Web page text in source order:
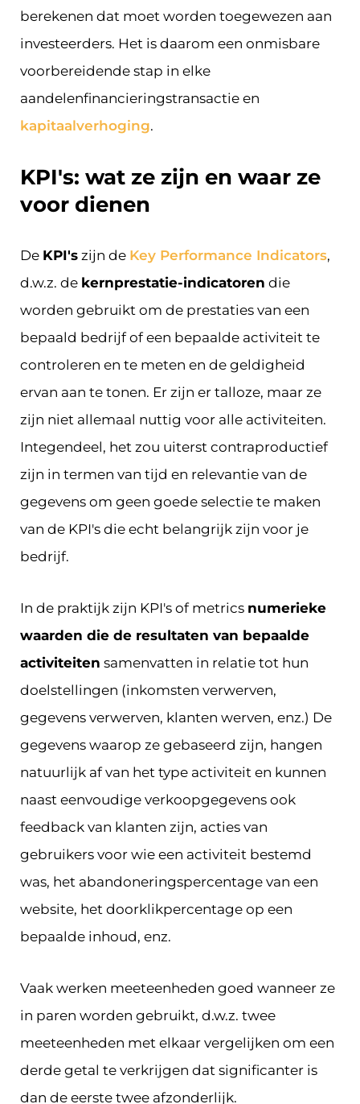
berekenen dat moet worden toegewezen aan
investeerders. Het is daarom een onmisbare
voorbereidende stap in elke
aandelenfinancieringstransactie en
kapitaalverhoging.
KPI's: wat ze zijn en waar ze
voor dienen
De KPI's zijn de Key Performance Indicators,
d.w.z. de kernprestatie-indicatoren die
worden gebruikt om de prestaties van een
bepaald bedrijf of een bepaalde activiteit te
controleren en te meten en de geldigheid
ervan aan te tonen. Er zijn er talloze, maar ze
zijn niet allemaal nuttig voor alle activiteiten.
Integendeel, het zou uiterst contraproductief
zijn in termen van tijd en relevantie van de
gegevens om geen goede selectie te maken
van de KPI's die echt belangrijk zijn voor je
bedrijf.
In de praktijk zijn KPI's of metrics numerieke
waarden die de resultaten van bepaalde
activiteiten samenvatten in relatie tot hun
doelstellingen (inkomsten verwerven,
gegevens verwerven, klanten werven, enz.) De
gegevens waarop ze gebaseerd zijn, hangen
natuurlijk af van het type activiteit en kunnen
naast eenvoudige verkoopgegevens ook
feedback van klanten zijn, acties van
gebruikers voor wie een activiteit bestemd
was, het abandoneringspercentage van een
website, het doorklikpercentage op een
bepaalde inhoud, enz.
Vaak werken meeteenheden goed wanneer ze
in paren worden gebruikt, d.w.z. twee
meeteenheden met elkaar vergelijken om een
derde getal te verkrijgen dat significanter is
dan de eerste twee afzonderlijk.